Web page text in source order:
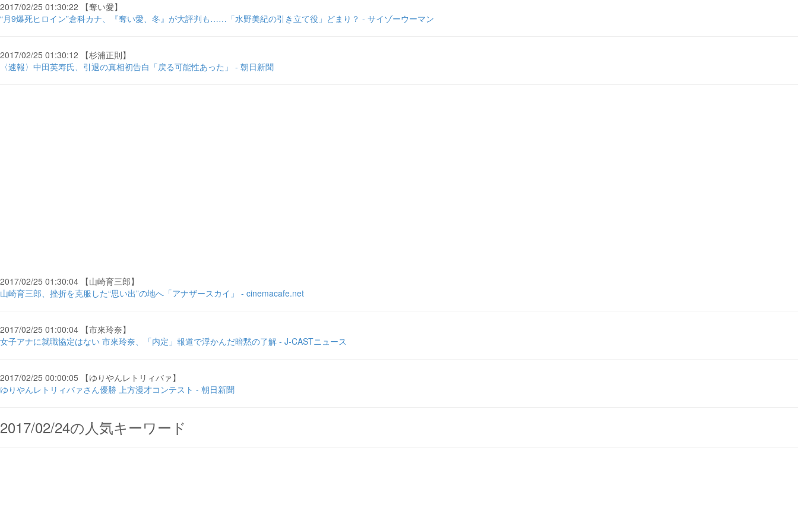
2017/02/25 01:30:22 【奪い愛】
“月9爆死ヒロイン”倉科カナ、『奪い愛、冬』が大評判も……「水野美紀の引き立て役」どまり？ - サイゾーウーマン
2017/02/25 01:30:12 【杉浦正則】
〈速報〉中田英寿氏、引退の真相初告白「戻る可能性あった」 - 朝日新聞
2017/02/25 01:30:04 【山崎育三郎】
山崎育三郎、挫折を克服した“思い出”の地へ「アナザースカイ」 - cinemacafe.net
2017/02/25 01:00:04 【市來玲奈】
女子アナに就職協定はない 市來玲奈、「内定」報道で浮かんだ暗黙の了解 - J-CASTニュース
2017/02/25 00:00:05 【ゆりやんレトリィバァ】
ゆりやんレトリィバァさん優勝 上方漫才コンテスト - 朝日新聞
2017/02/24の人気キーワード